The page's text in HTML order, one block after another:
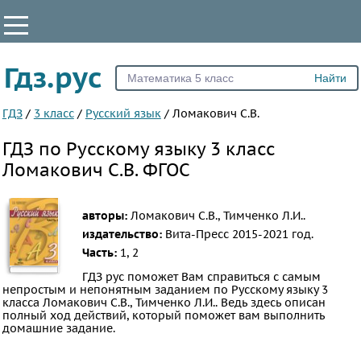
Все
1
3
5
6
7
8
9
10
Гдз.рус
ГДЗ / 3 класс / Русский язык / Ломакович С.В.
ГДЗ по Русскому языку 3 класс
Ломакович С.В. ФГОС
авторы: Ломакович С.В., Тимченко Л.И..
издательство: Вита-Пресс2015-2021 год.
Часть:1, 2
ГДЗ рус поможет Вам справиться с самым
непростым и непонятным заданием по Русскому языку 3
класса Ломакович С.В., Тимченко Л.И.. Ведь здесь описан
полный ход действий, который поможет вам выполнить
домашние задание.